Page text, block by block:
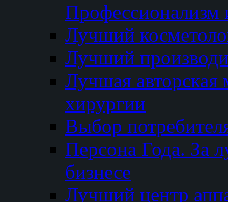
Профессионализм
Лучший
Лучший
Лучшая авторская
хирургии
Выбор
Персона Года. За
бизнесе
Лучший центр